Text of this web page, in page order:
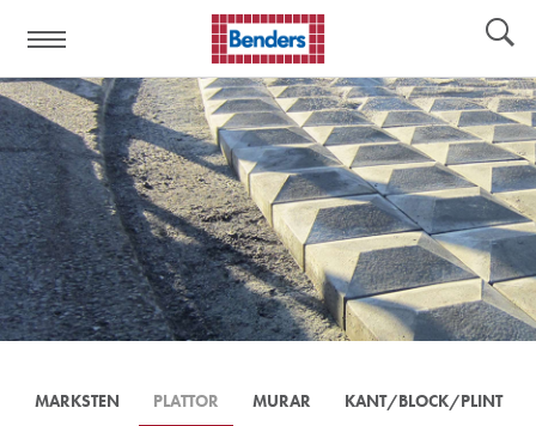
MARKSTEN PLATTOR MURAR KANT/BLOCK/PLINT